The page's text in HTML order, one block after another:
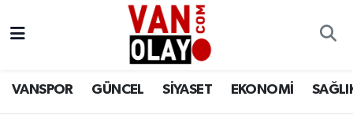
VANSPOR GÜNCEL SİYASET EKONOMİ
Van Nöbetçi Eczaneler